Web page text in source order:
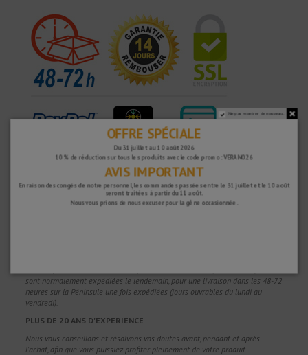
POURQUOI NOUS CHOISIR ?
LIVRAISON GRATUITE
sont normalement expédiées le lendemain, pour une livraison dans les 48-72
heures sur la Péninsule une fois expédiées (jours ouvrables du lundi au
vendredi).
PLUS DE 20 ANS D'EXPÉRIENCE
Nous vous conseillons et résolvons vos doutes avant, pendant et après
l'achat, afin que vous puissiez profiter pleinement de votre produit.
Ne pas montrer de nouveau.
OFFRE SPÉCIALE
Du 31 juillet au 10 août 2026
10 % de réduction sur tous les produits avec le code promo : VERANO26
AVIS IMPORTANT
En raison des congés de notre personnel, les commandes passées entre le 31 juillet et le 10 août
seront traitées à partir du 11 août.
Nous vous prions de nous excuser pour la gêne occasionnée.